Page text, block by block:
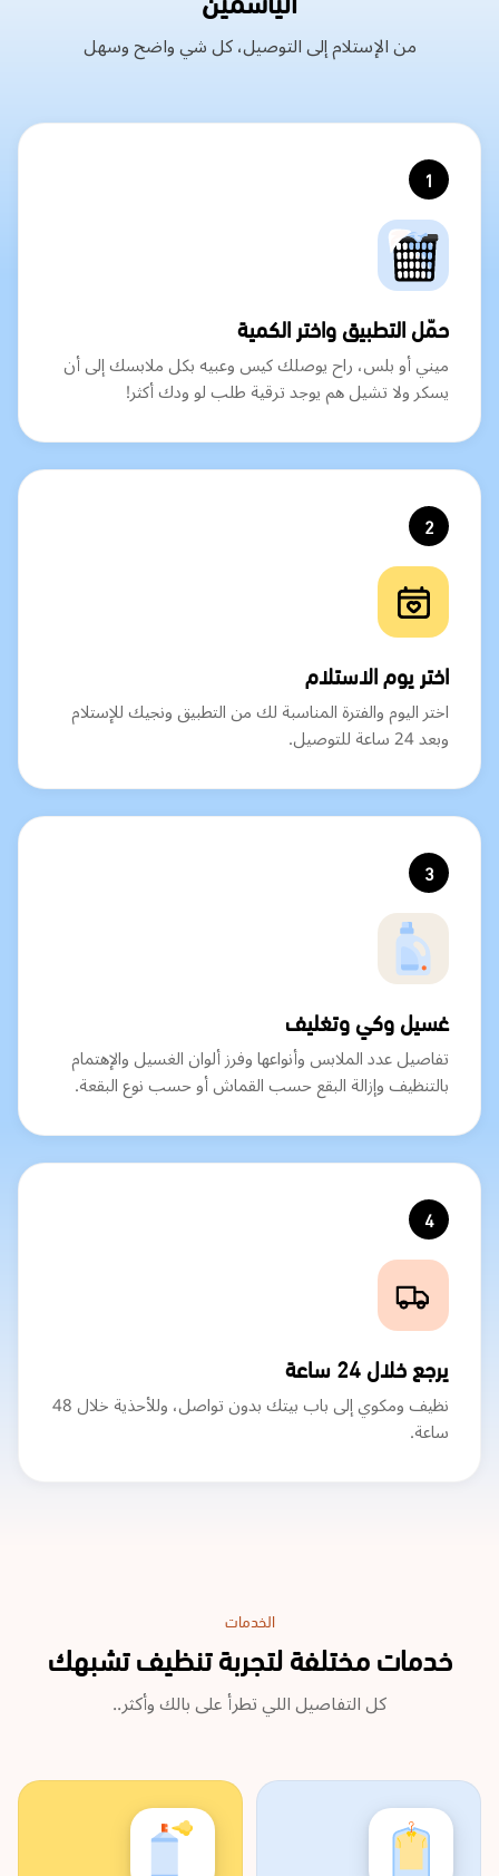
من الإستلام إلى التوصيل، كل شي واضح وسهل
1
حمّل التطبيق واختر الكمية
ميني أو بلس، راح يوصلك كيس وعبيه بكل ملابسك إلى أن
يسكر ولا تشيل هم يوجد ترقية طلب لو ودك أكثر!
2
اختر يوم الاستلام
اختر اليوم والفترة المناسبة لك من التطبيق ونجيك للإستلام
وبعد 24 ساعة للتوصيل.
3
غسيل وكي وتغليف
تفاصيل عدد الملابس وأنواعها وفرز ألوان الغسيل والإهتمام
بالتنظيف وإزالة البقع حسب القماش أو حسب نوع البقعة.
4
يرجع خلال 24 ساعة
نظيف ومكوي إلى باب بيتك بدون تواصل، وللأحذية خلال 48
ساعة.
الخدمات
خدمات مختلفة لتجربة تنظيف تشبهك
كل التفاصيل اللي تطرأ على بالك وأكثر..